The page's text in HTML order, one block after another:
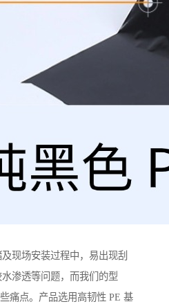
现场安装过程中，易出现刮
渗透等问题，而我们的型
痛点。产品选用高韧性 PE 基